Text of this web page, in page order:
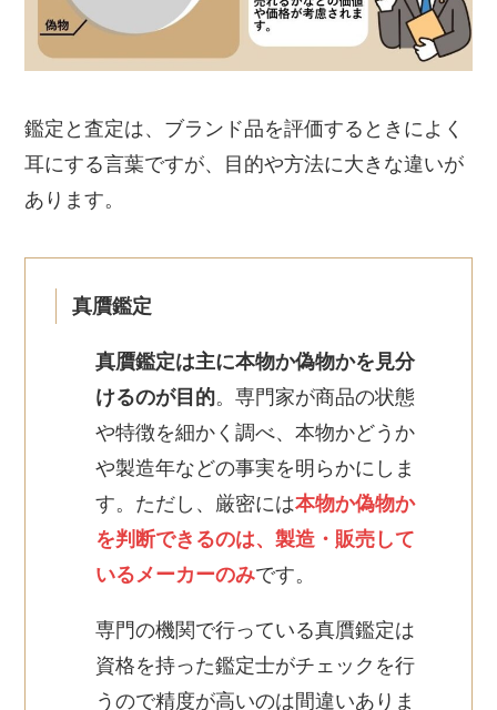
鑑定と査定は、ブランド品を評価するときによく
耳にする言葉ですが、目的や方法に大きな違いが
あります。
真贋鑑定
真贋鑑定は主に本物か偽物かを見分
けるのが目的。専門家が商品の状態
や特徴を細かく調べ、本物かどうか
や製造年などの事実を明らかにしま
す。ただし、厳密には本物か偽物か
を判断できるのは、製造・販売して
いるメーカーのみです。
専門の機関で行っている真贋鑑定は
資格を持った鑑定士がチェックを行
うので精度が高いのは間違いありま